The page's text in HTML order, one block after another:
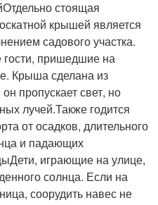
стоящая
крышей является
садового участка.
гости, пришедшие на
Крыша сделана из
пропускает свет, но
лучей.Также годится
от осадков, длительного
и падающих
играющие на улице,
солнца. Если на
соорудить навес не